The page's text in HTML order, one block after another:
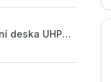
Systémová izolační deska UHP51 (STIROTERMAL DUO 11)